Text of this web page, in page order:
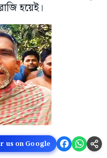
হয়েই।
us on Google